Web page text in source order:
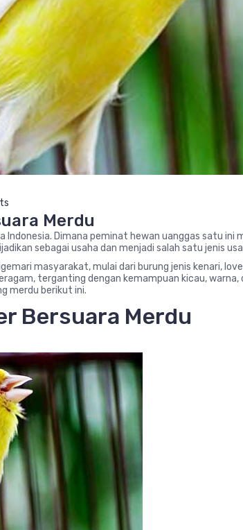
Merdu
Indonesia. Dimana peminat hewan uanggas satu ini
sebagai usaha dan menjadi salah satu jenis
masyarakat, mulai dari burung jenis kenari,
terganting dengan kemampuan kicau, warna,
merdu berikut ini.
Bersuara Merdu